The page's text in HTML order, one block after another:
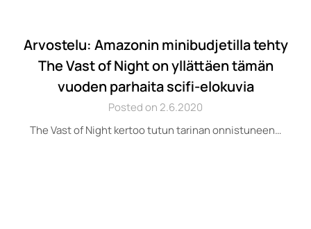
Arvostelu: Amazonin minibudjetilla tehty
The Vast of Night on yllättäen tämän
vuoden parhaita scifi-elokuvia
Posted on 2.6.2020
The Vast of Night kertoo tutun tarinan onnistuneen…